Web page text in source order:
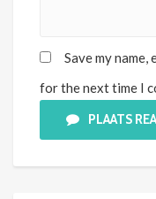
Save my
for the next time I
PLAATS